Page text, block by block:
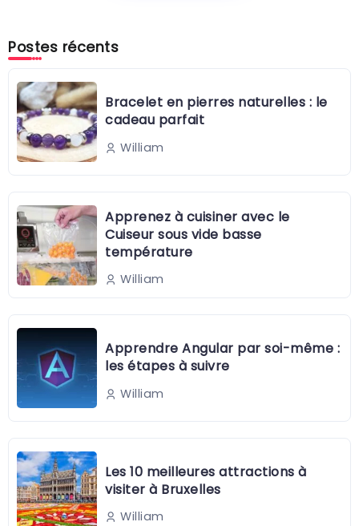
Postes récents
Bracelet en pierres naturelles : le
cadeau parfait
William
Apprenez à cuisiner avec le
Cuiseur sous vide basse
température
William
Apprendre Angular par soi-même :
les étapes à suivre
William
Les 10 meilleures attractions à
visiter à Bruxelles
William